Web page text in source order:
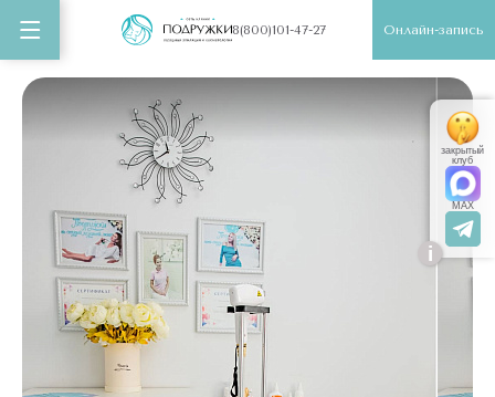
8(800)101-47-27 Онлайн-запись
i
закрытый
клуб
MAX